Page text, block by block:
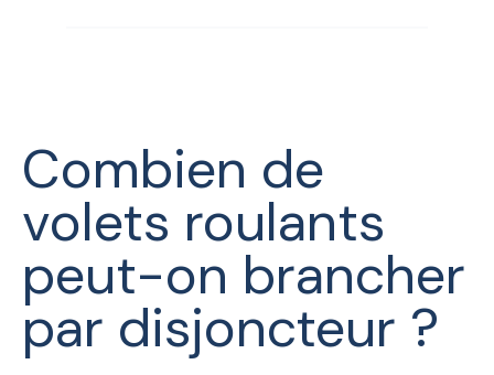
Combien de
volets roulants
peut-on brancher
par disjoncteur ?